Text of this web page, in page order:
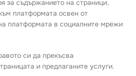
за съдържанието на страници,
платформата освен от
платформата в социалните мрежи
си да прекъсва
и предлаганите услуги.